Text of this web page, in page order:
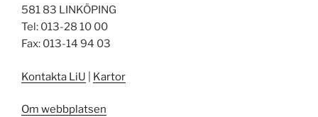
581 83 LINKÖPING
Tel: 013-28 10 00
Fax: 013-14 94 03
Kontakta LiU Kartor
Om webbplatsen